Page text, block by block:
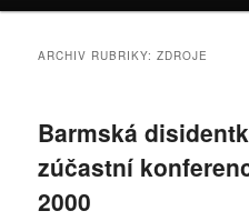
ARCHIV RUBRIKY:ZDROJE
Barmská
zúčastní
2000